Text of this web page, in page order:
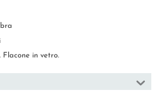
Flacone in vetro.